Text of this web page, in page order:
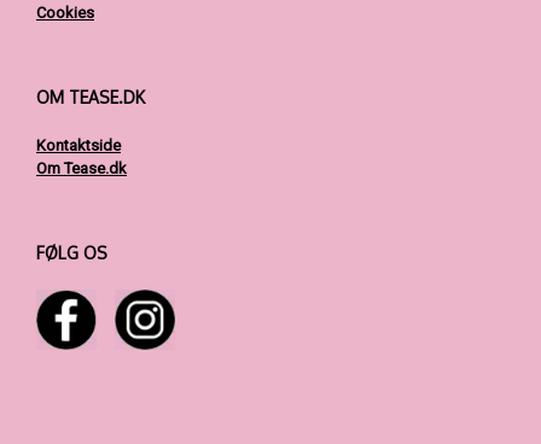
Cookies
OM TEASE.DK
Kontaktside
Om Tease.dk
FØLG OS